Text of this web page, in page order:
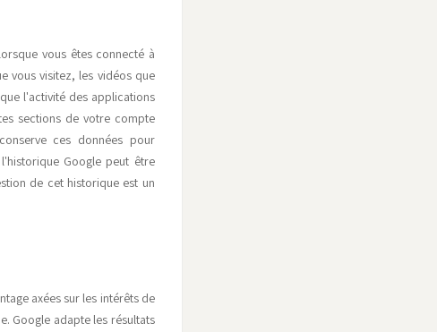
vous êtes connecté à
vous visitez, les vidéos que
l'activité des applications
sections de votre compte
ces données pour
Google peut être
de cet historique est un
axées sur les intérêts de
Google adapte les résultats